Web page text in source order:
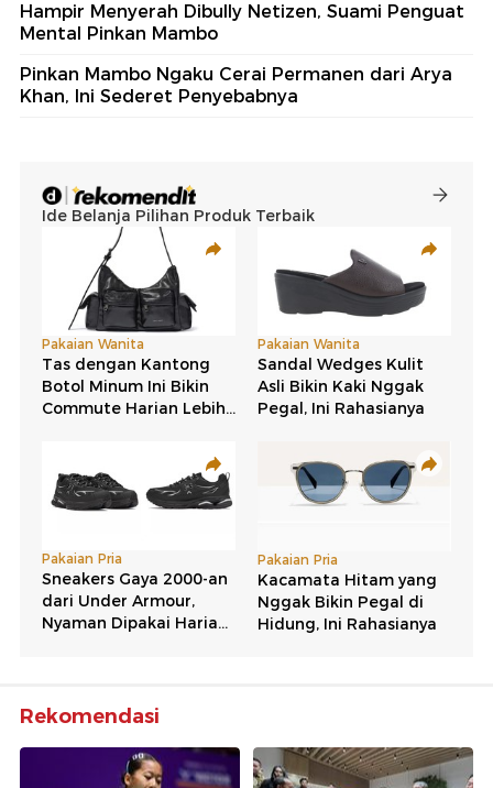
Hampir Menyerah Dibully Netizen, Suami Penguat
Mental Pinkan Mambo
Pinkan Mambo Ngaku Cerai Permanen dari Arya
Khan, Ini Sederet Penyebabnya
Rekomendasi